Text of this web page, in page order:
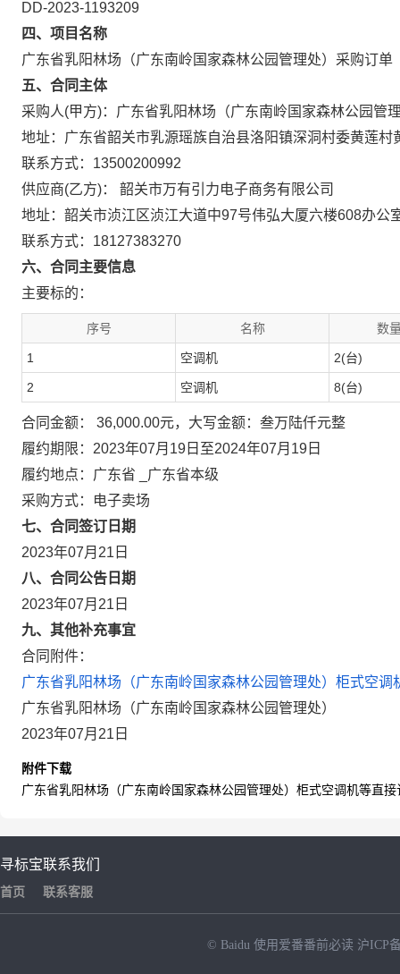
DD-2023-1193209
四、项目名称
广东省乳阳林场（广东南岭国家森林公园管理处）采购订单
五、合同主体
采购人(甲方)：广东省乳阳林场（广东南岭国家森林公园管
地址：广东省韶关市乳源瑶族自治县洛阳镇深洞村委黄莲村
联系方式：13500200992
供应商(乙方)： 韶关市万有引力电子商务有限公司
地址：韶关市浈江区浈江大道中97号伟弘大厦六楼608办公
联系方式：18127383270
六、合同主要信息
主要标的：
序号 名称 数
1 空调机 2(台)
2 空调机 8(台)
合同金额： 36,000.00元，大写金额：叁万陆仟元整
履约期限：2023年07月19日至2024年07月19日
履约地点：广东省 _广东省本级
采购方式：电子卖场
七、合同签订日期
2023年07月21日
八、合同公告日期
2023年07月21日
九、其他补充事宜
合同附件：
广东省乳阳林场（广东南岭国家森林公园管理处）柜式空调
广东省乳阳林场（广东南岭国家森林公园管理处）
2023年07月21日
附件下载
广东省乳阳林场（广东南岭国家森林公园管理处）柜式空调机等直
寻标宝
首页
联系我们
联系客服
© Baidu 使用爱番番前必读 沪ICP